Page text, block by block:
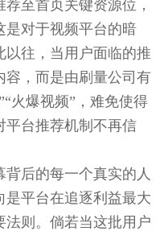
至首页关键资源位，
是对于视频平台的暗
以往，当用户面临的推
容，而是由刷量公司有
火爆视频”，难免使得
平台推荐机制不再信
后的每一个真实的人
是平台在追逐利益最大
法则。倘若当这批用户